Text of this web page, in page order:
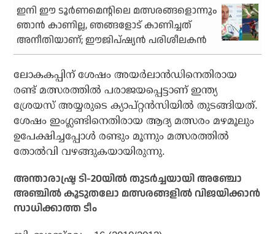
ഇനി ഈ ടൂര്‍ണമെന്റിലെ മത്സരങ്ങളൊന്നും
ഞാന്‍ കാണില്ല, ഞങ്ങളോട് കാണിച്ചത്
അനീതിയാണ്; ഈജിപ്ഷ്യന്‍ പരിശീലകന്‍
ലോകകപ്പിന് ശേഷം അയര്‍ലാന്‍ഡിനെതിരായ
രണ്ട് മത്സരത്തില്‍ പരാജയപ്പെട്ടാണ് ഇന്ത്യ
ശ്രേയസ് അയ്യരുടെ ക്യാപ്റ്റന്‍സിയില്‍ തുടങ്ങിയത്.
ശേഷം ഇംഗ്ലണ്ടിനെതിരായ ആദ്യ മത്സരം മഴമൂലും
ഉപേക്ഷിച്ചപ്പോള്‍ രണ്ടും മൂന്നും മത്സരത്തില്‍
തോല്‍വി വഴങ്ങുകയായിരുന്നു.
അന്താരാഷ്ട്ര ടി-20യില്‍ തുടര്‍ച്ചയായി അഞ്ചോ
അഞ്ചില്‍ കൂടുതലോ മത്സരങ്ങളില്‍ വിജയിക്കാന്‍
സാധിക്കാത്ത ടീം